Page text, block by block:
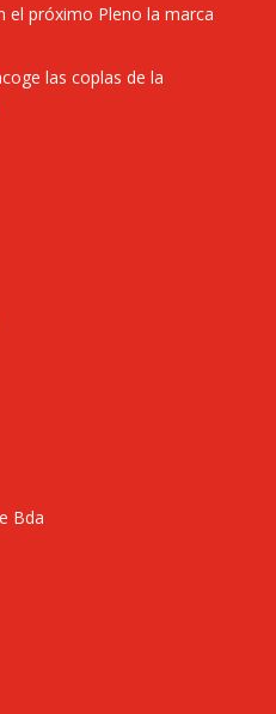
el próximo Pleno la marca
las coplas de la
Bda